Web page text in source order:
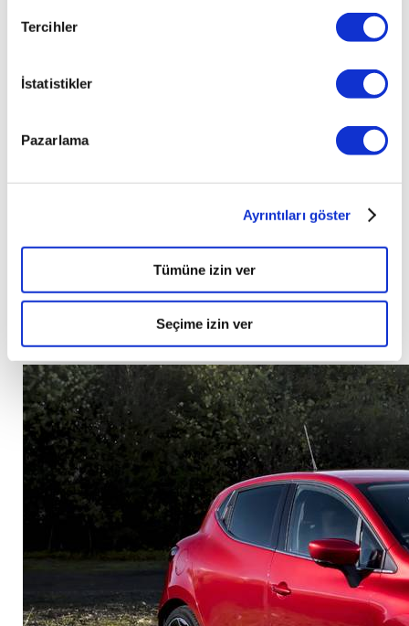
Tercihler
İstatistikler
Pazarlama
Ayrıntıları göster
Tümüne izin ver
Seçime izin ver
satışa
modelleri
dışında
diğer
araba
de